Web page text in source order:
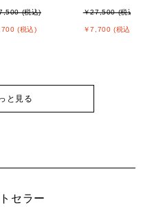
(税込)
(税込)
￥27,500 (税込)
￥7,700 (税込)
と見る
セラー